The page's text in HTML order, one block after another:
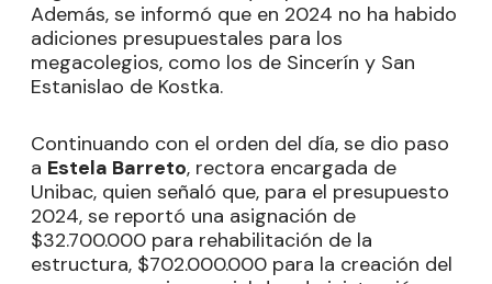
Además, se informó que en 2024 no ha habido
adiciones presupuestales para los
megacolegios, como los de Sincerín y San
Estanislao de Kostka.
Continuando con el orden del día, se dio paso
a Estela Barreto, rectora encargada de
Unibac, quien señaló que, para el presupuesto
2024, se reportó una asignación de
$32.700.000 para rehabilitación de la
estructura, $702.000.000 para la creación del